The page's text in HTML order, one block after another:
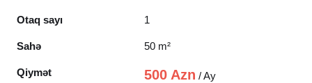
Otaq sayı 1
Sahə 50 m²
Qiymət 500 Azn / Ay